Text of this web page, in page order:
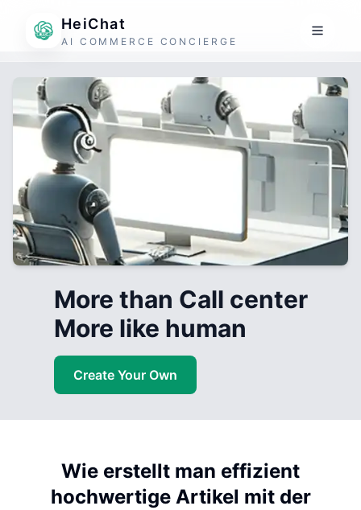
HeiChat
AI COMMERCE CONCIERGE
More than Call center
More like human
Create Your Own
Wie erstellt man effizient
hochwertige Artikel mit der